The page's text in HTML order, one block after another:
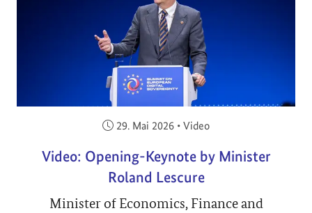
Veröffentlicht am:
29. Mai 2026 • Video
Video: Opening-Keynote by Minister
Roland Lescure
Minister of Economics, Finance and